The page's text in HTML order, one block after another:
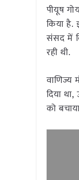
पीयूष
किया
संसद में
रही थी.
वाणिज्य
दिया
को